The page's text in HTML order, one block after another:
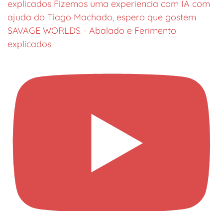
SAVAGE WORLDS - Abalado e Ferimento
explicados